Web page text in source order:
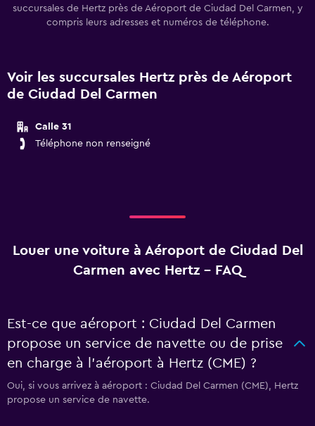
succursales de Hertz près de Aéroport de Ciudad Del Carmen, y
compris leurs adresses et numéros de téléphone.
Voir les succursales Hertz près de Aéroport
de Ciudad Del Carmen
Calle 31
Téléphone non renseigné
Louer une voiture à Aéroport de Ciudad Del
Carmen avec Hertz - FAQ
Est-ce que aéroport : Ciudad Del Carmen
propose un service de navette ou de prise
en charge à l’aéroport à Hertz (CME) ?
Oui, si vous arrivez à aéroport : Ciudad Del Carmen (CME), Hertz
propose un service de navette.